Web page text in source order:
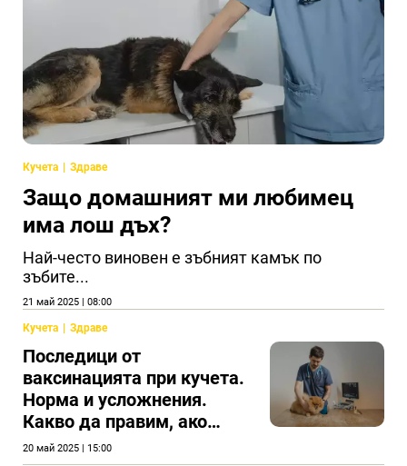
Кучета Здраве
Защо домашният ми любимец
има лош дъх?
Най-често виновен е зъбният камък по
зъбите...
21 май 2025 | 08:00
Кучета Здраве
Последици от
ваксинацията при кучета.
Норма и усложнения.
Какво да правим, ако
всичко е лошо?
20 май 2025 | 15:00